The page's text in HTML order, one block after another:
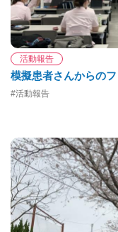
活動報告
模擬患者さんからの
#活動報告